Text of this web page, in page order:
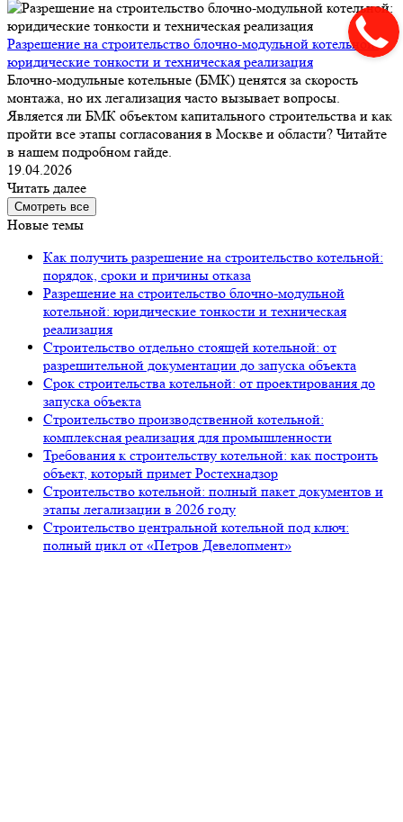
Разрешение на строительство блочно-модульной котельной:
юридические тонкости и техническая реализация
Блочно-модульные котельные (БМК) ценятся за скорость
монтажа, но их легализация часто вызывает вопросы.
Является ли БМК объектом капитального строительства и как
пройти все этапы согласования в Москве и области? Читайте
в нашем подробном гайде.
19.04.2026
Читать далее
Смотреть все
Новые темы
Как получить разрешение на строительство котельной:
порядок, сроки и причины отказа
Разрешение на строительство блочно-модульной
котельной: юридические тонкости и техническая
реализация
Строительство отдельно стоящей котельной: от
разрешительной документации до запуска объекта
Срок строительства котельной: от проектирования до
запуска объекта
Строительство производственной котельной:
комплексная реализация для промышленности
Требования к строительству котельной: как построить
объект, который примет Ростехнадзор
Строительство котельной: полный пакет документов и
этапы легализации в 2026 году
Строительство центральной котельной под ключ:
полный цикл от «Петров Девелопмент»